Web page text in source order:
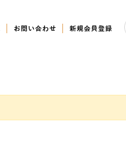
お問い合わせ 新規会員登録